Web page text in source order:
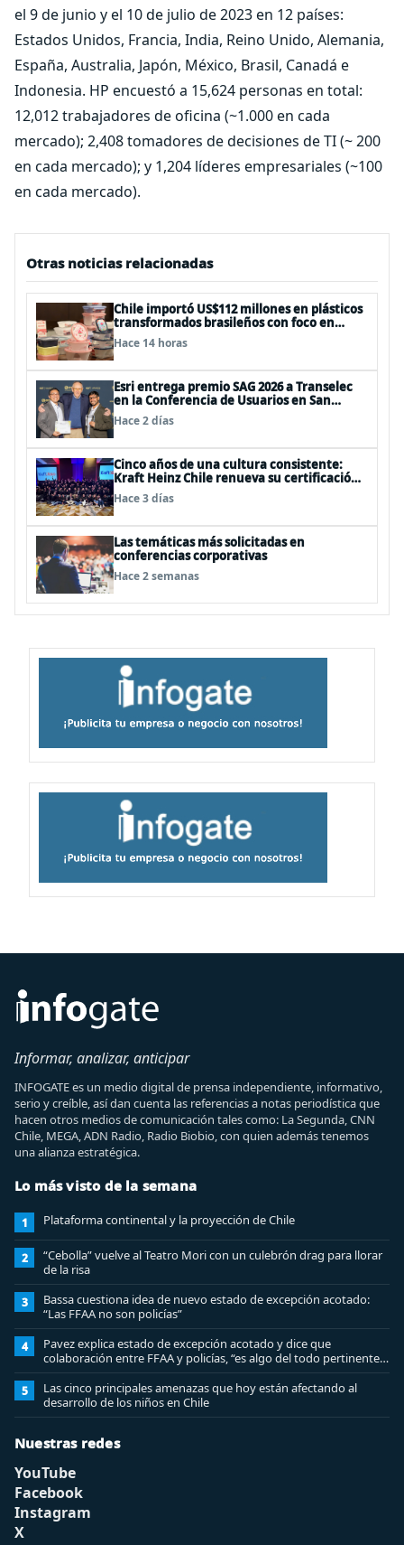
el 9 de junio y el 10 de julio de 2023 en 12 países:
Estados Unidos, Francia, India, Reino Unido, Alemania,
España, Australia, Japón, México, Brasil, Canadá e
Indonesia. HP encuestó a 15,624 personas en total:
12,012 trabajadores de oficina (~1.000 en cada
mercado); 2,408 tomadores de decisiones de TI (~ 200
en cada mercado); y 1,204 líderes empresariales (~100
en cada mercado).
Otras noticias relacionadas
Chile importó US$112 millones en plásticos
transformados brasileños con foco en
innovación y sostenibilidad
Hace 14 horas
Esri entrega premio SAG 2026 a Transelec
en la Conferencia de Usuarios en San
Diego, Estados Unidos
Hace 2 días
Cinco años de una cultura consistente:
Kraft Heinz Chile renueva su certificación
Great Place to Work
Hace 3 días
Las temáticas más solicitadas en
conferencias corporativas
Hace 2 semanas
Informar, analizar, anticipar
INFOGATE es un medio digital de prensa independiente, informativo,
serio y creíble, así dan cuenta las referencias a notas periodística que
hacen otros medios de comunicación tales como: La Segunda, CNN
Chile, MEGA, ADN Radio, Radio Biobio, con quien además tenemos
una alianza estratégica.
Lo más visto de la semana
1 Plataforma continental y la proyección de Chile
2
“Cebolla” vuelve al Teatro Mori con un culebrón drag para llorar
de la risa
3
Bassa cuestiona idea de nuevo estado de excepción acotado:
“Las FFAA no son policías”
4
Pavez explica estado de excepción acotado y dice que
colaboración entre FFAA y policías, “es algo del todo pertinente
analizar”
5
Las cinco principales amenazas que hoy están afectando al
desarrollo de los niños en Chile
Nuestras redes
YouTube
Facebook
Instagram
X